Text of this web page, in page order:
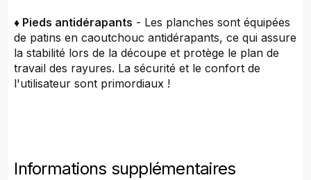
♦ Pieds antidérapants - Les planches sont équipées
de patins en caoutchouc antidérapants, ce qui assure
la stabilité lors de la découpe et protège le plan de
travail des rayures. La sécurité et le confort de
l'utilisateur sont primordiaux !
Informations supplémentaires